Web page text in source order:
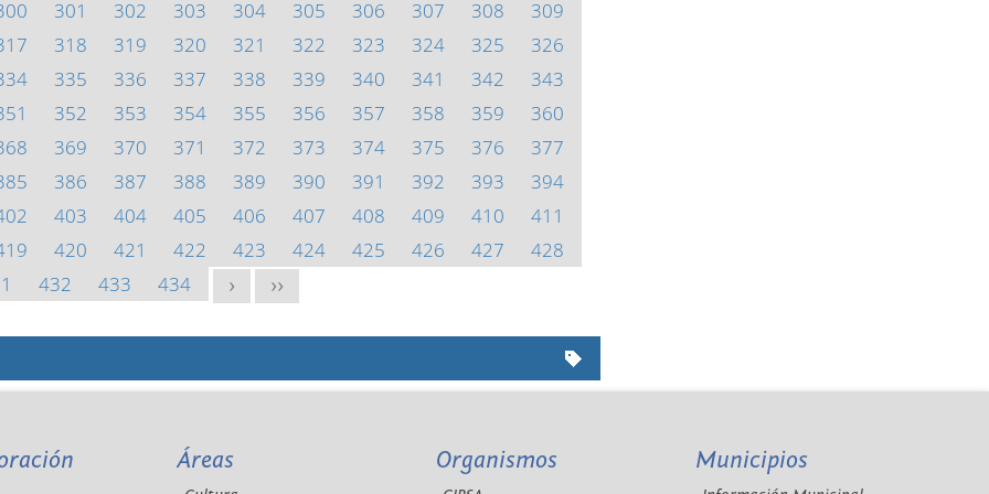
301 302 303 304 305 306 307 308
309
318 319 320 321 322 323 324 325
326
335 336 337 338 339 340 341 342
343
352 353 354 355 356 357 358 359
360
369 370 371 372 373 374 375 376
377
386 387 388 389 390 391 392 393
394
403 404 405 406 407 408 409 410
411
420 421 422 423 424 425 426 427
428
432 433 434 > >>
Áreas Organismos Municipios